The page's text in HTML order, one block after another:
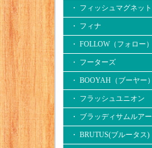
・ フィッシュマグネット
・ フィナ
・ FOLLOW（フォロー）
・ フーターズ
・ BOOYAH（ブーヤー）
・ フラッシュユニオン
・ ブラッディサムルアー
・ BRUTUS(ブルータス)